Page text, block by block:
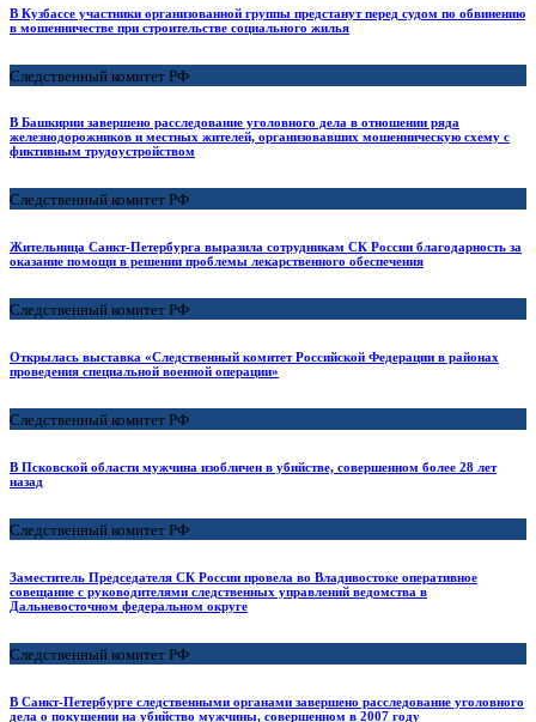
В Кузбассе участники организованной группы предстанут перед судом по обвинению
в мошенничестве при строительстве социального жилья
Следственный комитет РФ
В Башкирии завершено расследование уголовного дела в отношении ряда
железнодорожников и местных жителей, организовавших мошенническую схему с
фиктивным трудоустройством
Следственный комитет РФ
Жительница Санкт-Петербурга выразила сотрудникам СК России благодарность за
оказание помощи в решении проблемы лекарственного обеспечения
Следственный комитет РФ
Открылась выставка «Следственный комитет Российской Федерации в районах
проведения специальной военной операции»
Следственный комитет РФ
В Псковской области мужчина изобличен в убийстве, совершенном более 28 лет
назад
Следственный комитет РФ
Заместитель Председателя СК России провела во Владивостоке оперативное
совещание с руководителями следственных управлений ведомства в
Дальневосточном федеральном округе
Следственный комитет РФ
В Санкт-Петербурге следственными органами завершено расследование уголовного
дела о покушении на убийство мужчины, совершенном в 2007 году